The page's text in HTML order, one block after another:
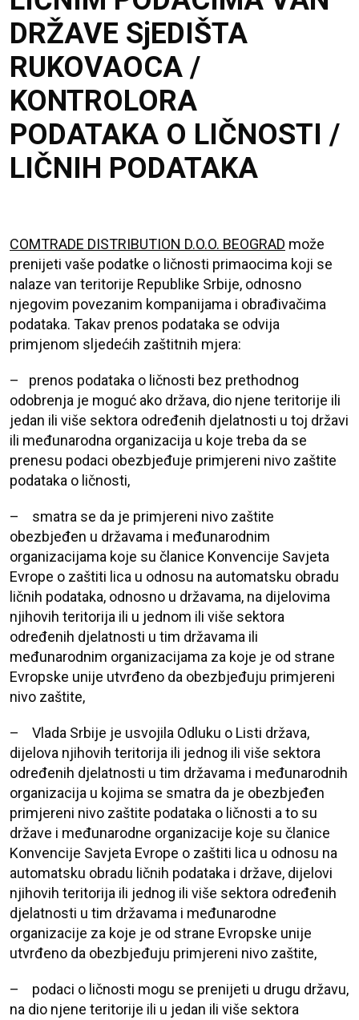
DRŽAVE SjEDIŠTA
RUKOVAOCA /
KONTROLORA
PODATAKA O LIČNOSTI /
LIČNIH PODATAKA
COMTRADE DISTRIBUTION D.O.O. BEOGRAD može
prenijeti vaše podatke o ličnosti primaocima koji se
nalaze van teritorije Republike Srbije, odnosno
njegovim povezanim kompanijama i obrađivačima
podataka. Takav prenos podataka se odvija
primjenom sljedećih zaštitnih mjera:
– prenos podataka o ličnosti bez prethodnog
odobrenja je moguć ako država, dio njene teritorije ili
jedan ili više sektora određenih djelatnosti u toj državi
ili međunarodna organizacija u koje treba da se
prenesu podaci obezbjeđuje primjereni nivo zaštite
podataka o ličnosti,
– smatra se da je primjereni nivo zaštite
obezbjeđen u državama i međunarodnim
organizacijama koje su članice Konvencije Savjeta
Evrope o zaštiti lica u odnosu na automatsku obradu
ličnih podataka, odnosno u državama, na dijelovima
njihovih teritorija ili u jednom ili više sektora
određenih djelatnosti u tim državama ili
međunarodnim organizacijama za koje je od strane
Evropske unije utvrđeno da obezbjeđuju primjereni
nivo zaštite,
– Vlada Srbije je usvojila Odluku o Listi država,
dijelova njihovih teritorija ili jednog ili više sektora
određenih djelatnosti u tim državama i međunarodnih
organizacija u kojima se smatra da je obezbjeđen
primjereni nivo zaštite podataka o ličnosti a to su
države i međunarodne organizacije koje su članice
Konvencije Savjeta Evrope o zaštiti lica u odnosu na
automatsku obradu ličnih podataka i države, dijelovi
njihovih teritorija ili jednog ili više sektora određenih
djelatnosti u tim državama i međunarodne
organizacije za koje je od strane Evropske unije
utvrđeno da obezbjeđuju primjereni nivo zaštite,
– podaci o ličnosti mogu se prenijeti u drugu državu,
na dio njene teritorije ili u jedan ili više sektora